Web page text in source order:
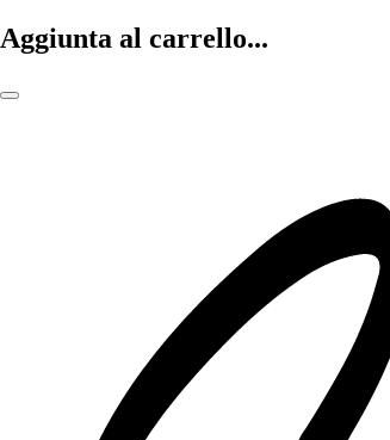
Aggiunta al carrello...